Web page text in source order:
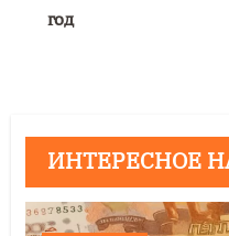
год
ИНТЕРЕСНОЕ